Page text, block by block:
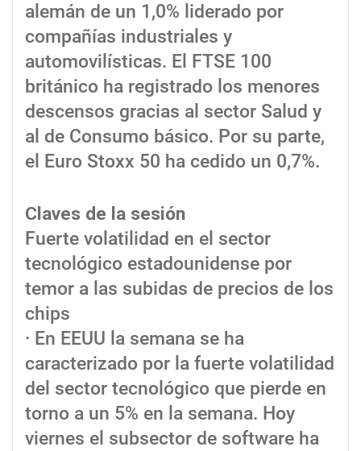
alemán de un 1,0% liderado por
compañías industriales y
automovilísticas. El FTSE 100
británico ha registrado los menores
descensos gracias al sector Salud y
al de Consumo básico. Por su parte,
el Euro Stoxx 50 ha cedido un 0,7%.
Claves de la sesión
Fuerte volatilidad en el sector
tecnológico estadounidense por
temor a las subidas de precios de los
chips
· En EEUU la semana se ha
caracterizado por la fuerte volatilidad
del sector tecnológico que pierde en
torno a un 5% en la semana. Hoy
viernes el subsector de software ha